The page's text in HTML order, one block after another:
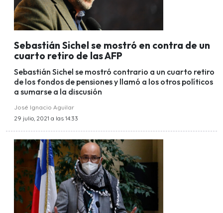
Sebastián Sichel se mostró en contra de un
cuarto retiro de las AFP
Sebastián Sichel se mostró contrario a un cuarto retiro
de los fondos de pensiones y llamó a los otros políticos
a sumarse a la discusión
José Ignacio Aguilar
29 julio, 2021 a las 14:33